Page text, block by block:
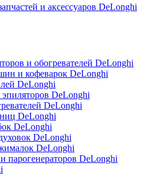
и обогревателей DeLonghi
и кофеварок DeLonghi
DeLonghi
DeLonghi
DeLonghi
DeLonghi
DeLonghi
DeLonghi
DeLonghi
парогенераторов DeLonghi